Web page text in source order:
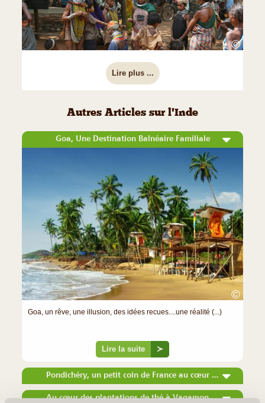
©
Lire plus ...
Autres Articles sur l'Inde
Goa, Une Destination Balnéaire Familiale
©
Goa, un rêve, une illusion, des idées recues....une réalité (...)
Lire la suite ≻
Pondichéry, un petit coin de France au cœur de l'Inde
Au cœur des plantations de thé à Vagamon et Munnar